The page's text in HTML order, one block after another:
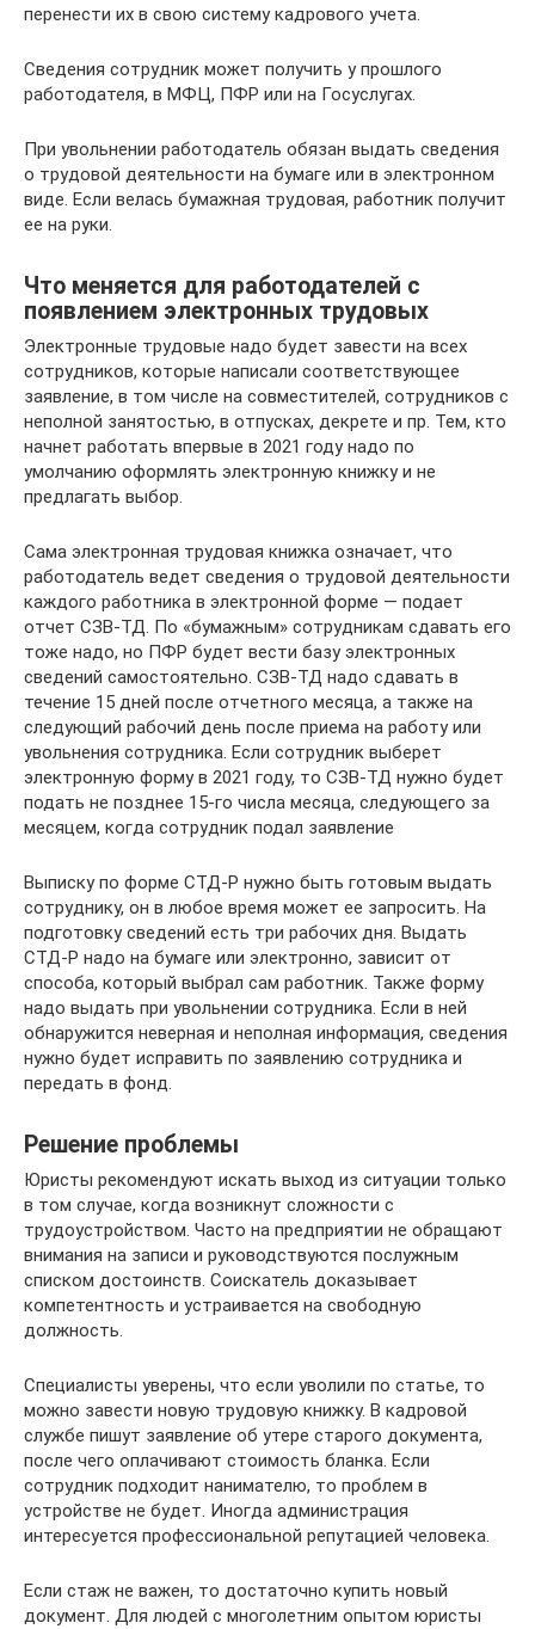
перенести их в свою систему кадрового учета.
Сведения сотрудник может получить у прошлого
работодателя, в МФЦ, ПФР или на Госуслугах.
При увольнении работодатель обязан выдать сведения
о трудовой деятельности на бумаге или в электронном
виде. Если велась бумажная трудовая, работник получит
ее на руки.
Что меняется для работодателей с
появлением электронных трудовых
Электронные трудовые надо будет завести на всех
сотрудников, которые написали соответствующее
заявление, в том числе на совместителей, сотрудников с
неполной занятостью, в отпусках, декрете и пр. Тем, кто
начнет работать впервые в 2021 году надо по
умолчанию оформлять электронную книжку и не
предлагать выбор.
Сама электронная трудовая книжка означает, что
работодатель ведет сведения о трудовой деятельности
каждого работника в электронной форме — подает
отчет СЗВ-ТД. По «бумажным» сотрудникам сдавать его
тоже надо, но ПФР будет вести базу электронных
сведений самостоятельно. СЗВ-ТД надо сдавать в
течение 15 дней после отчетного месяца, а также на
следующий рабочий день после приема на работу или
увольнения сотрудника. Если сотрудник выберет
электронную форму в 2021 году, то СЗВ-ТД нужно будет
подать не позднее 15-го числа месяца, следующего за
месяцем, когда сотрудник подал заявление
Выписку по форме СТД-Р нужно быть готовым выдать
сотруднику, он в любое время может ее запросить. На
подготовку сведений есть три рабочих дня. Выдать
СТД-Р надо на бумаге или электронно, зависит от
способа, который выбрал сам работник. Также форму
надо выдать при увольнении сотрудника. Если в ней
обнаружится неверная и неполная информация, сведения
нужно будет исправить по заявлению сотрудника и
передать в фонд.
Решение проблемы
Юристы рекомендуют искать выход из ситуации только
в том случае, когда возникнут сложности с
трудоустройством. Часто на предприятии не обращают
внимания на записи и руководствуются послужным
списком достоинств. Соискатель доказывает
компетентность и устраивается на свободную
должность.
Специалисты уверены, что если уволили по статье, то
можно завести новую трудовую книжку. В кадровой
службе пишут заявление об утере старого документа,
после чего оплачивают стоимость бланка. Если
сотрудник подходит нанимателю, то проблем в
устройстве не будет. Иногда администрация
интересуется профессиональной репутацией человека.
Если стаж не важен, то достаточно купить новый
документ. Для людей с многолетним опытом юристы